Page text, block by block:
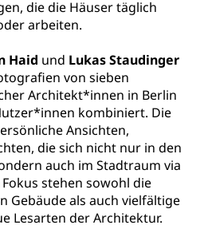
die die Häuser täglich
arbeiten.
Haid und Lukas Staudinger
von sieben
Architekt*innen in Berlin
kombiniert. Die
Ansichten,
die sich nicht nur in den
auch im Stadtraum via
stehen sowohl die
Gebäude als auch vielfältige
Lesarten der Architektur.